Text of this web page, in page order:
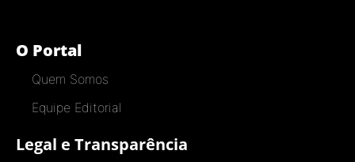
O Portal
Quem Somos
Equipe Editorial
Legal e Transparência